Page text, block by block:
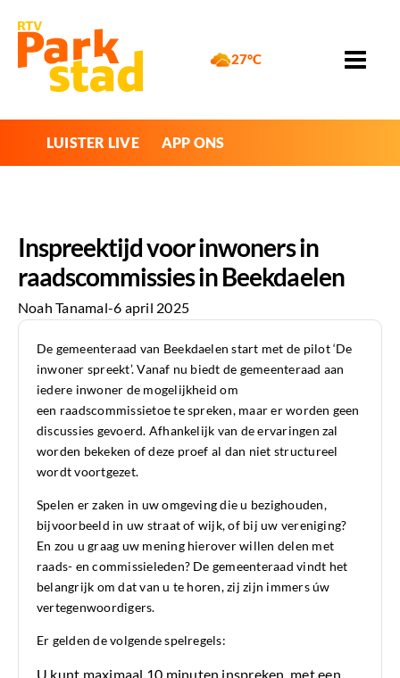
27°C
LUISTER LIVE APP ONS
Inspreektijd voor inwoners in
raadscommissies in Beekdaelen
Noah Tanamal-6 april 2025
De gemeenteraad van Beekdaelen start met de pilot ‘De
inwoner spreekt’. Vanaf nu biedt de gemeenteraad aan
iedere inwoner de mogelijkheid om
een raadscommissietoe te spreken, maar er worden geen
discussies gevoerd. Afhankelijk van de ervaringen zal
worden bekeken of deze proef al dan niet structureel
wordt voortgezet.
Spelen er zaken in uw omgeving die u bezighouden,
bijvoorbeeld in uw straat of wijk, of bij uw vereniging?
En zou u graag uw mening hierover willen delen met
raads- en commissieleden? De gemeenteraad vindt het
belangrijk om dat van u te horen, zij zijn immers úw
vertegenwoordigers.
Er gelden de volgende spelregels:
U kunt maximaal 10 minuten inspreken, met een